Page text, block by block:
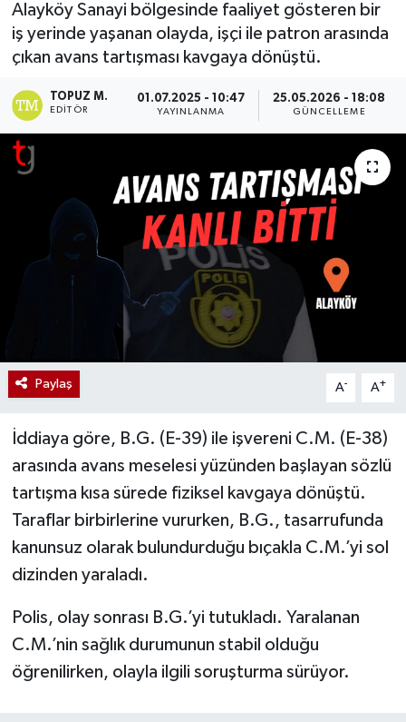
Alayköy Sanayi bölgesinde faaliyet gösteren bir
iş yerinde yaşanan olayda, işçi ile patron arasında
çıkan avans tartışması kavgaya dönüştü.
TOPUZ M.
EDITÖR
01.07.2025 - 10:47
YAYINLANMA
25.05.2026 - 18:08
GÜNCELLEME
Paylaş A- A+
İddiaya göre, B.G. (E-39) ile işvereni C.M. (E-38)
arasında avans meselesi yüzünden başlayan sözlü
tartışma kısa sürede fiziksel kavgaya dönüştü.
Taraflar birbirlerine vururken, B.G., tasarrufunda
kanunsuz olarak bulundurduğu bıçakla C.M.’yi sol
dizinden yaraladı.
Polis, olay sonrası B.G.’yi tutukladı. Yaralanan
C.M.’nin sağlık durumunun stabil olduğu
öğrenilirken, olayla ilgili soruşturma sürüyor.
TEKNOLOJİ
Haber Arşivi